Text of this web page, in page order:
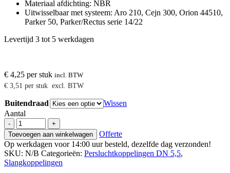
Materiaal afdichting: NBR
Uitwisselbaar met systeem: Aro 210, Cejn 300, Orion 44510,
Parker 50, Parker/Rectus serie 14/22
Levertijd 3 tot 5 werkdagen
€ 4,25 per stuk incl. BTW
€ 3,51 per stuk excl. BTW
Buitendraad
Wissen
Aantal
-
Persluchtsteeknippel
DN
5.5
met
buitendraad
aantal
+
Toevoegen aan winkelwagen
Offerte
Op werkdagen voor 14:00 uur besteld, dezelfde dag verzonden!
SKU: N/B Categorieën: Persluchtkoppelingen DN 5,5,
Slangkoppelingen